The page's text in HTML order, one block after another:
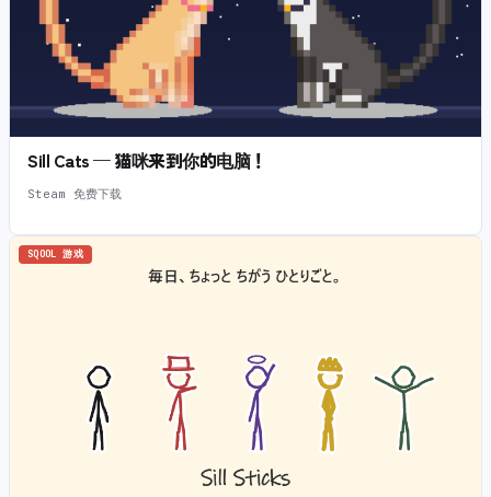
Sill Cats — 猫咪来到你的电脑！
Steam 免费下载
SQOOL 游戏